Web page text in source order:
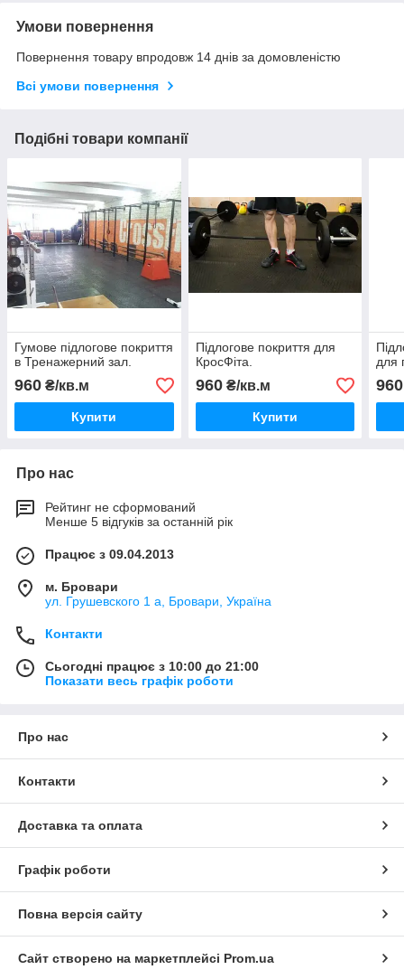
Умови повернення
Повернення товару впродовж 14 днів за домовленістю
Всі умови повернення
Подібні товари компанії
Гумове підлогове покриття
в Тренажерний зал.
960 ₴/кв.м
Купити
Підлогове покриття для
КросФіта.
960₴/кв.м
Купити
для
960
Про нас
Рейтинг не сформований
Менше 5 відгуків за останній рік
Працює з 09.04.2013
м. Бровари
ул. Грушевского 1 а, Бровари, Україна
Контакти
Сьогодні працює з 10:00 до 21:00
Показати весь графік роботи
Про нас
Контакти
Доставка та оплата
Графік роботи
Повна версія сайту
Сайт створено на маркетплейсі Prom.ua